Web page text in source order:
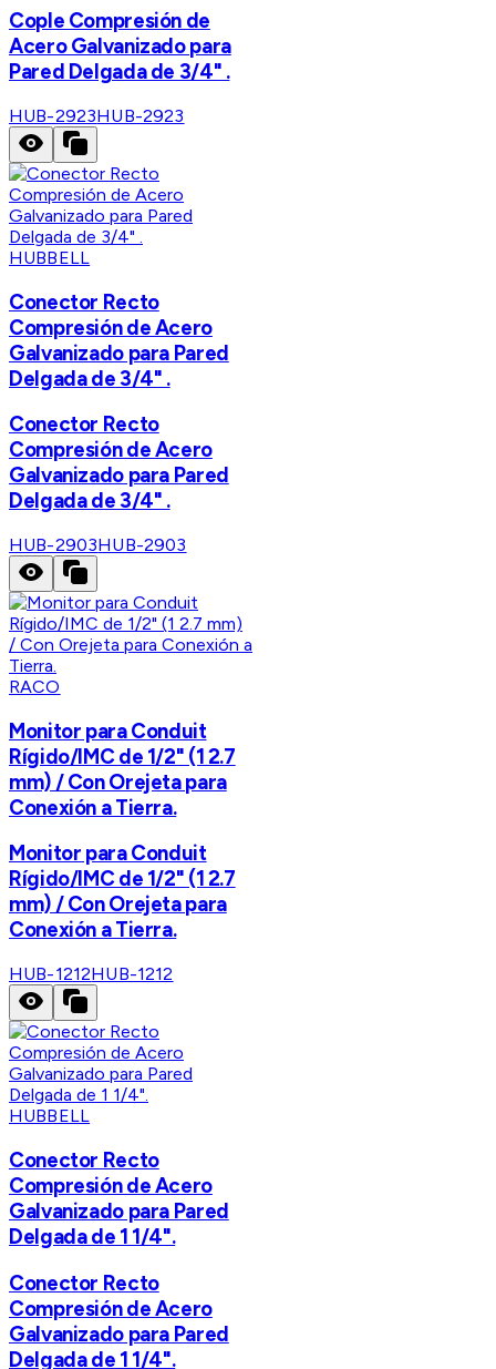
Cople Compresión de
Acero Galvanizado para
Pared Delgada de 3/4" .
HUB-2923HUB-2923
HUBBELL
Conector Recto
Compresión de Acero
Galvanizado para Pared
Delgada de 3/4" .
Conector Recto
Compresión de Acero
Galvanizado para Pared
Delgada de 3/4" .
HUB-2903HUB-2903
RACO
Monitor para Conduit
Rígido/IMC de 1/2" (1 2.7
mm) / Con Orejeta para
Conexión a Tierra.
Monitor para Conduit
Rígido/IMC de 1/2" (1 2.7
mm) / Con Orejeta para
Conexión a Tierra.
HUB-1212HUB-1212
HUBBELL
Conector Recto
Compresión de Acero
Galvanizado para Pared
Delgada de 1 1/4".
Conector Recto
Compresión de Acero
Galvanizado para Pared
Delgada de 1 1/4".